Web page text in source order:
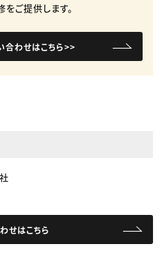
ご提供します。
合わせはこちら>>
せはこちら